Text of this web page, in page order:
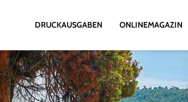
DRUCKAUSGABEN ONLINEMAGAZIN